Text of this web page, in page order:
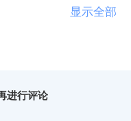
斗战重视·远距离支
，解锁所有角色
心跳的画面……通过
战况转瞬即变。只
显示全部
进行评论